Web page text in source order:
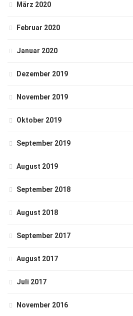
März 2020
Februar 2020
Januar 2020
Dezember 2019
November 2019
Oktober 2019
September 2019
August 2019
September 2018
August 2018
September 2017
August 2017
Juli 2017
November 2016